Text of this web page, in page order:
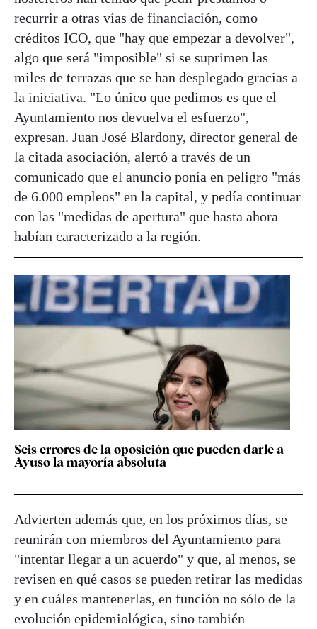
recurrir a otras vías de financiación, como
créditos ICO, que "hay que empezar a devolver",
algo que será "imposible" si se suprimen las
miles de terrazas que se han desplegado gracias a
la iniciativa. "Lo único que pedimos es que el
Ayuntamiento nos devuelva el esfuerzo",
expresan. Juan José Blardony, director general de
la citada asociación, alertó a través de un
comunicado que el anuncio ponía en peligro "más
de 6.000 empleos" en la capital, y pedía continuar
con las "medidas de apertura" que hasta ahora
habían caracterizado a la región.
Seis errores de la oposición que pueden darle a
Ayuso la mayoría absoluta
Advierten además que, en los próximos días, se
reunirán con miembros del Ayuntamiento para
"intentar llegar a un acuerdo" y que, al menos, se
revisen en qué casos se pueden retirar las medidas
y en cuáles mantenerlas, en función no sólo de la
evolución epidemiológica, sino también